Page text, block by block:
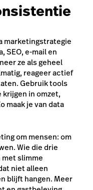
marketingstrategie
SEO, e-mail en
ze als geheel
reageer actief
Gebruik tools
in omzet,
maak je van data
om mensen: om
Wie die drie
slimme
niet alleen
blijft hangen. Meer